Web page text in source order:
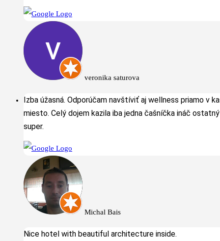
veronika saturova
Izba úžasná. Odporúčam navštíviť aj wellness priamo v
miesto. Celý dojem kazila iba jedna čašníčka ináč
super.
Michal Bais
Nice hotel with beautiful architecture inside.